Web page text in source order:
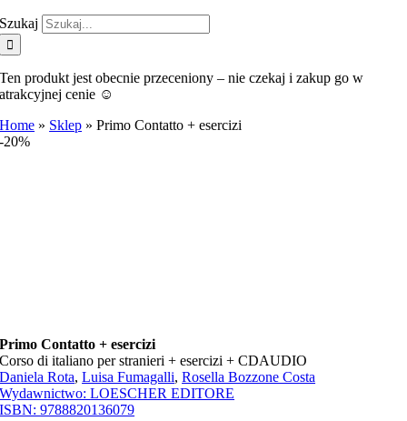
Szukaj
Ten produkt jest obecnie przeceniony – nie czekaj i zakup go w
atrakcyjnej cenie ☺️
Home » Sklep »Primo Contatto + esercizi
-20%
Primo Contatto + esercizi
Corso di italiano per stranieri + esercizi + CDAUDIO
Daniela Rota,Luisa Fumagalli,Rosella Bozzone Costa
Wydawnictwo:LOESCHER EDITORE
ISBN:9788820136079